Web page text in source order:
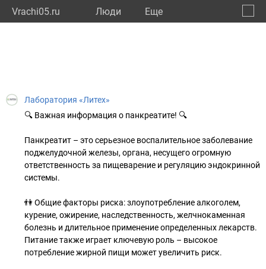
Vrachi05.ru Люди Eще
Лаборатория «Литех»
🔍 Важная информация о панкреатите! 🔍
Панкреатит – это серьезное воспалительное заболевание
поджелудочной железы, органа, несущего огромную
ответственность за пищеварение и регуляцию эндокринной
системы.
👫 Общие факторы риска: злоупотребление алкоголем,
курение, ожирение, наследственность, желчнокаменная
болезнь и длительное применение определенных лекарств.
Питание также играет ключевую роль – высокое
потребление жирной пищи может увеличить риск.